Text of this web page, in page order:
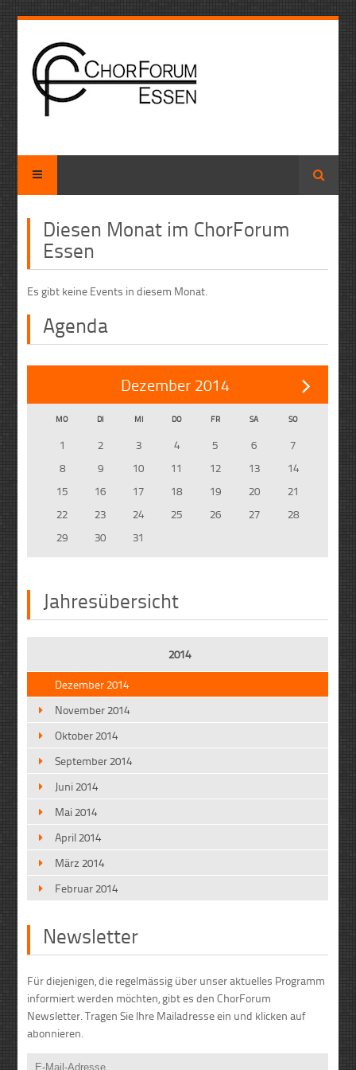
Suche
Diesen Monat im ChorForum
Essen
Es gibt keine Events in diesem Monat.
Agenda
Dezember 2014
MO DI MI DO FR SA SO
1 2 3 4 5 6
7
8
9 10 11 12 13
14
15
16 17 18 19 20
21
22
23 24 25 26 27
28
29
30 31
Jahresübersicht
2014
Dezember 2014
November 2014
Oktober 2014
September 2014
Juni 2014
Mai 2014
April 2014
März 2014
Februar 2014
Newsletter
Für diejenigen, die regelmässig über unser aktuelles Programm
informiert werden möchten, gibt es den ChorForum
Newsletter. Tragen Sie Ihre Mailadresse ein und klicken auf
abonnieren.